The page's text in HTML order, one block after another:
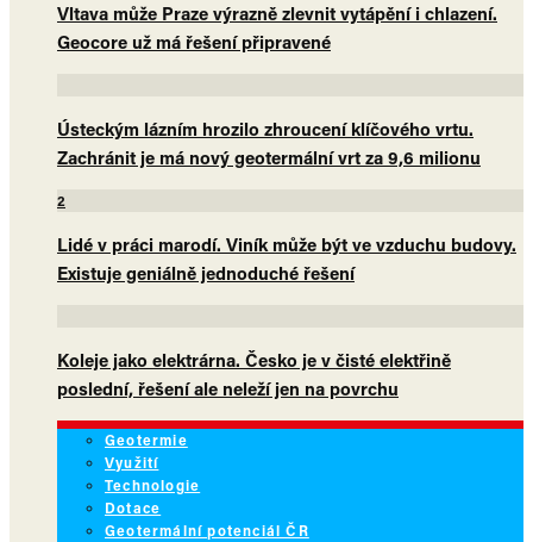
Vltava může Praze výrazně zlevnit vytápění i chlazení.
Geocore už má řešení připravené
Ústeckým lázním hrozilo zhroucení klíčového vrtu.
Zachránit je má nový geotermální vrt za 9,6 milionu
2
Lidé v práci marodí. Viník může být ve vzduchu budovy.
Existuje geniálně jednoduché řešení
Koleje jako elektrárna. Česko je v čisté elektřině
poslední, řešení ale neleží jen na povrchu
Geotermie
Využití
Technologie
Dotace
Geotermální potenciál ČR